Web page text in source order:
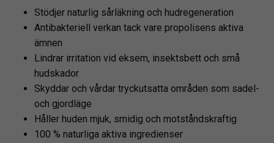
Stödjer naturlig sårläkning och hudregeneration
Antibakteriell verkan tack vare propolisens aktiva
ämnen
Lindrar irritation vid eksem, insektsbett och små
hudskador
Skyddar och vårdar tryckutsatta områden som sadel-
och gjordläge
Håller huden mjuk, smidig och motståndskraftig
100 % naturliga aktiva ingredienser